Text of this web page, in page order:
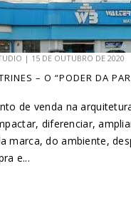
| 15 DE OUTUBRO DE 2020
– O “PODER DA
de venda na
diferenciar,
marca, do ambiente,
e...